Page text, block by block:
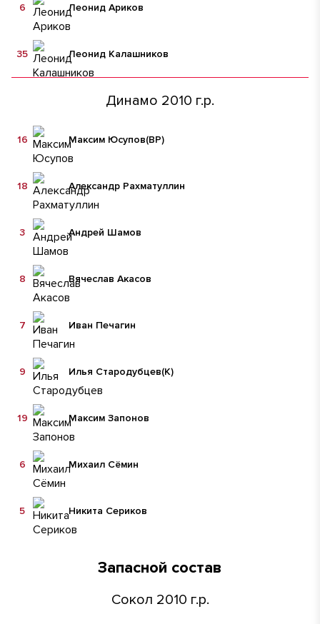
Леонид Ариков
6
Леонид Калашников
35
Динамо 2010 г.р.
Максим Юсупов(ВР)
16
Александр Рахматуллин
18
Андрей Шамов
3
Вячеслав Акасов
8
Иван Печагин
7
Илья Стародубцев(К)
9
Максим Запонов
19
Михаил Сёмин
6
Никита Сериков
5
Запасной состав
Сокол 2010 г.р.